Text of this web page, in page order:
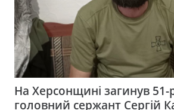
На Херсонщині загинув 51-
головний сержант Сергій